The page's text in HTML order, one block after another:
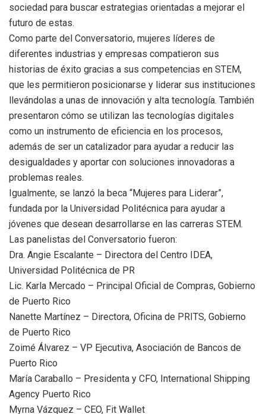
sociedad para buscar estrategias orientadas a mejorar el
futuro de estas.
Como parte del Conversatorio, mujeres líderes de
diferentes industrias y empresas compatieron sus
historias de éxito gracias a sus competencias en STEM,
que les permitieron posicionarse y liderar sus instituciones
llevándolas a unas de innovación y alta tecnología. También
presentaron cómo se utilizan las tecnologías digitales
como un instrumento de eficiencia en los procesos,
además de ser un catalizador para ayudar a reducir las
desigualdades y aportar con soluciones innovadoras a
problemas reales.
Igualmente, se lanzó la beca “Mujeres para Liderar”,
fundada por la Universidad Politécnica para ayudar a
jóvenes que desean desarrollarse en las carreras STEM.
Las panelistas del Conversatorio fueron:
Dra. Angie Escalante – Directora del Centro IDEA,
Universidad Politécnica de PR
Lic. Karla Mercado – Principal Oficial de Compras, Gobierno
de Puerto Rico
Nanette Martínez – Directora, Oficina de PRITS, Gobierno
de Puerto Rico
Zoimé Álvarez – VP Ejecutiva, Asociación de Bancos de
Puerto Rico
María Caraballo – Presidenta y CFO, International Shipping
Agency Puerto Rico
Myrna Vázquez – CEO, Fit Wallet